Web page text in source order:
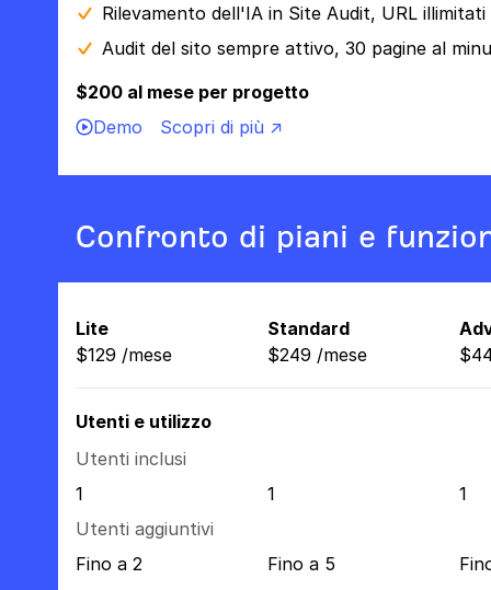
Rilevamento dell'IA in Site Audit, URL illimitati
Audit del sito sempre attivo, 30 pagine al
$200 al mese per progetto
Demo
Scopri di più ↗
Confronto di piani e
Lite
$129 /mese
Standard
$249 /mese
$
Utenti e utilizzo
Utenti inclusi
1
1
1
Utenti aggiuntivi
Fino a 2
Fino a 5